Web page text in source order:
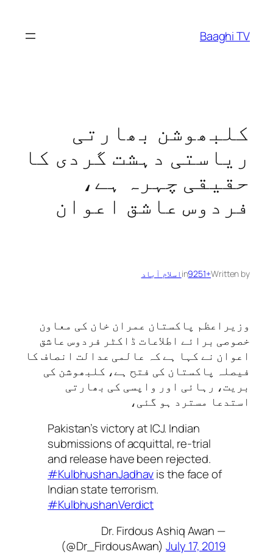
content
Baaghi TV
کلبھوشن بھارتی
ریاستی دہشت گردی کا
حقیقی چہرہ ہے،
فردوس عاشق اعوان
Written by
+9251
in اسلام آباد
وزیراعظم پاکستان عمران خان کی معاون
خصوصی برائے اطلاعات ڈاکٹر فردوس عاشق
اعوان نے کہا ہے کہ عالمی عدالت انصاف کا
فیصلہ پاکستان کی فتح ہے، کلبھوشن کی
بریت، رہائی اور واپسی کی بھارتی
استدعا مسترد ہو گئی،
Pakistan’s victory at ICJ. Indian
submissions of acquittal, re-trial
and release have been rejected.
#KulbhushanJadhavis the face of
Indian state terrorism.
#KulbhushanVerdict
— Dr. Firdous Ashiq Awan
(@Dr_FirdousAwan)July 17, 2019